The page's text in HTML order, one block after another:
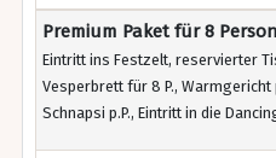
Premium Paket für 8
Eintritt ins Festzelt, reservierter
Vesperbrett für 8 P., Warmgericht
Schnapsi p.P., Eintritt in die